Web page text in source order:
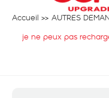
Accueil
AUTRES
je ne peux pas